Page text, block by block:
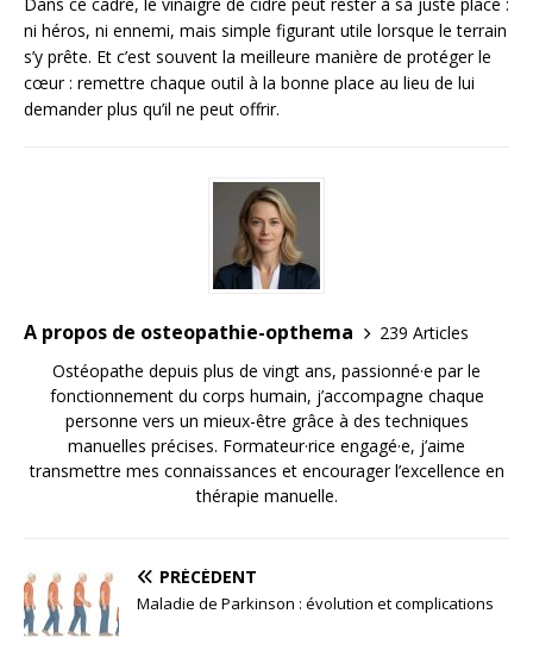
ni héros, ni ennemi, mais simple figurant utile lorsque le terrain
s’y prête. Et c’est souvent la meilleure manière de protéger le
cœur : remettre chaque outil à la bonne place au lieu de lui
demander plus qu’il ne peut offrir.
A propos de osteopathie-opthema
239 Articles
Ostéopathe depuis plus de vingt ans, passionné·e par le
fonctionnement du corps humain, j’accompagne chaque
personne vers un mieux-être grâce à des techniques
manuelles précises. Formateur·rice engagé·e, j’aime
transmettre mes connaissances et encourager l’excellence en
thérapie manuelle.
PRÉCÉDENT
Maladie de Parkinson : évolution et complications